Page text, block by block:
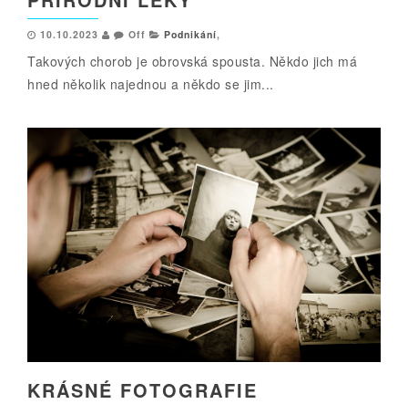
10.10.2023 Off Podnikání,
Takových chorob je obrovská spousta. Někdo jich má
hned několik najednou a někdo se jim...
KRÁSNÉ FOTOGRAFIE